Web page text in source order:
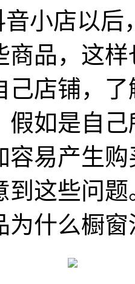
小店以后
商品，这
己店铺，
假如是自
容易产生
到这些问
为什么橱窗